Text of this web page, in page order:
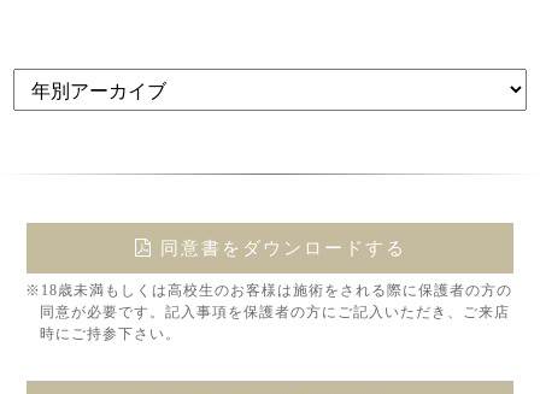
同意書をダウンロードする
※18歳未満もしくは高校生のお客様は施術をされる際に保護者の方の
同意が必要です。記入事項を保護者の方にご記入いただき、ご来店
時にご持参下さい。